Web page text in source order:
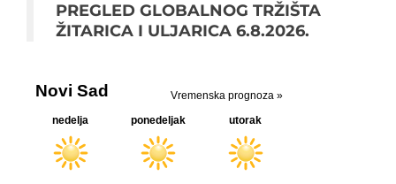
PREGLED GLOBALNOG TRŽIŠTA
ŽITARICA I ULJARICA 6.8.2026.